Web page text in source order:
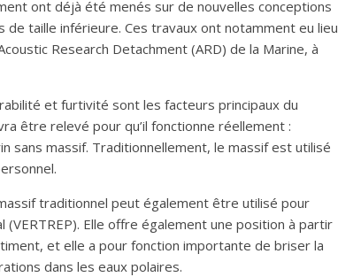
ont déjà été menés sur de nouvelles conceptions
taille inférieure. Ces travaux ont notamment eu lieu
Research Detachment (ARD) de la Marine, à
et furtivité sont les facteurs principaux du
être relevé pour qu’il fonctionne réellement :
sans massif. Traditionnellement, le massif est utilisé
traditionnel peut également être utilisé pour
Elle offre également une position à partir
et elle a pour fonction importante de briser la
dans les eaux polaires.